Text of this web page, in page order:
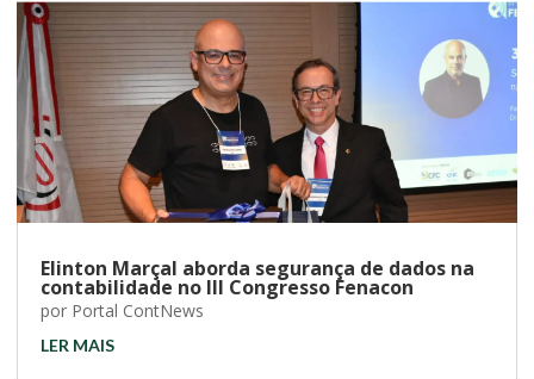
Elinton Marçal aborda segurança de dados na
contabilidade no III Congresso Fenacon
por Portal ContNews
LER MAIS